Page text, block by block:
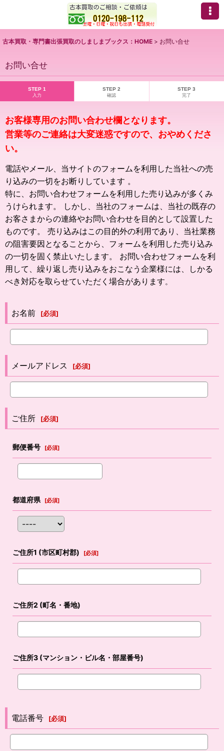
古本買取・専門書出張買取のしましまブックス：HOME > お問い合せ
お問い合せ
STEP 1
入力
STEP 2
確認
STEP 3
完了
お客様専用のお問い合わせ欄となります。
営業等のご連絡は大変迷惑ですので、おやめくださ
い。
電話やメール、当サイトのフォームを利用した当社への売
り込みの一切をお断りしています 。
特に、お問い合わせフォームを利用した売り込みが多くみ
うけられます。 しかし、当社のフォームは、当社の既存の
お客さまからの連絡やお問い合わせを目的として設置した
ものです。 売り込みはこの目的外の利用であり、当社業務
の阻害要因となることから、フォームを利用した売り込み
の一切を固く禁止いたします。 お問い合わせフォームを利
用して、繰り返し売り込みをおこなう企業様には、しかる
べき対応を取らせていただく場合があります。
お名前 [必須]
メールアドレス [必須]
ご住所 [必須]
郵便番号 [必須]
都道府県 [必須]
ご住所1 (市区町村郡) [必須]
ご住所2 (町名・番地)
ご住所3 (マンション・ビル名・部屋番号)
電話番号 [必須]